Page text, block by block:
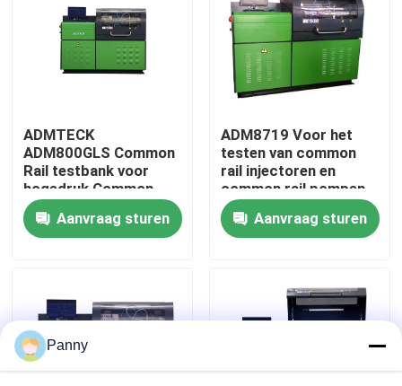
Fabrieksreis
Contacteer ons
Nieuws
Verzoek om een Citaat
Het gemeenschappelijke Materiaal van de Spoortest
ADMTECK
ADM800GLS Common
Rail testbank voor
hogedruk Common
Rail pompen BOSCH
DELPHI SIMENS
DENSO 2000Bar
Aanvraag sturen
ADM8719 Voor het
testen van common
rail injectoren en
common rail pompen
van
BOSCH/DENSO/DLEPHI/
18,5KW,2000Bar
Aanvraag sturen
Panny